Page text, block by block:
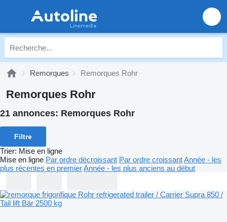
Remorques Remorques Rohr
Remorques Rohr
21 annonces: Remorques Rohr
Filtre
Trier: Mise en ligne
Mise en ligne Par ordre décroissant Par ordre croissantAnnée - les
plus récentes en premierAnnée - les plus anciens au début